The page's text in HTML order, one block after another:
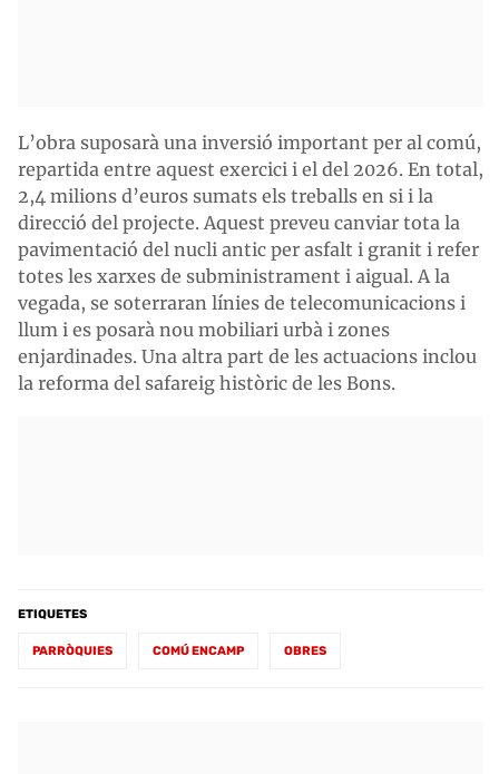
L’obra suposarà una inversió important per al comú,
repartida entre aquest exercici i el del 2026. En total,
2,4 milions d’euros sumats els treballs en si i la
direcció del projecte. Aquest preveu canviar tota la
pavimentació del nucli antic per asfalt i granit i refer
totes les xarxes de subministrament i aigual. A la
vegada, se soterraran línies de telecomunicacions i
llum i es posarà nou mobiliari urbà i zones
enjardinades. Una altra part de les actuacions inclou
la reforma del safareig històric de les Bons.
ETIQUETES
PARRÒQUIES COMÚ ENCAMP OBRES